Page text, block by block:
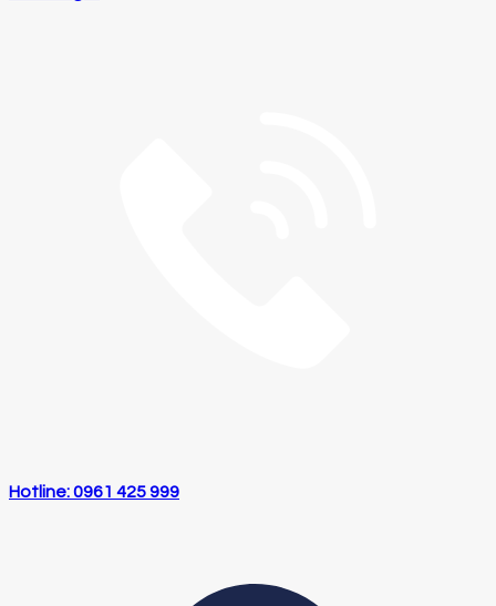
Hotline: 0961 425 999